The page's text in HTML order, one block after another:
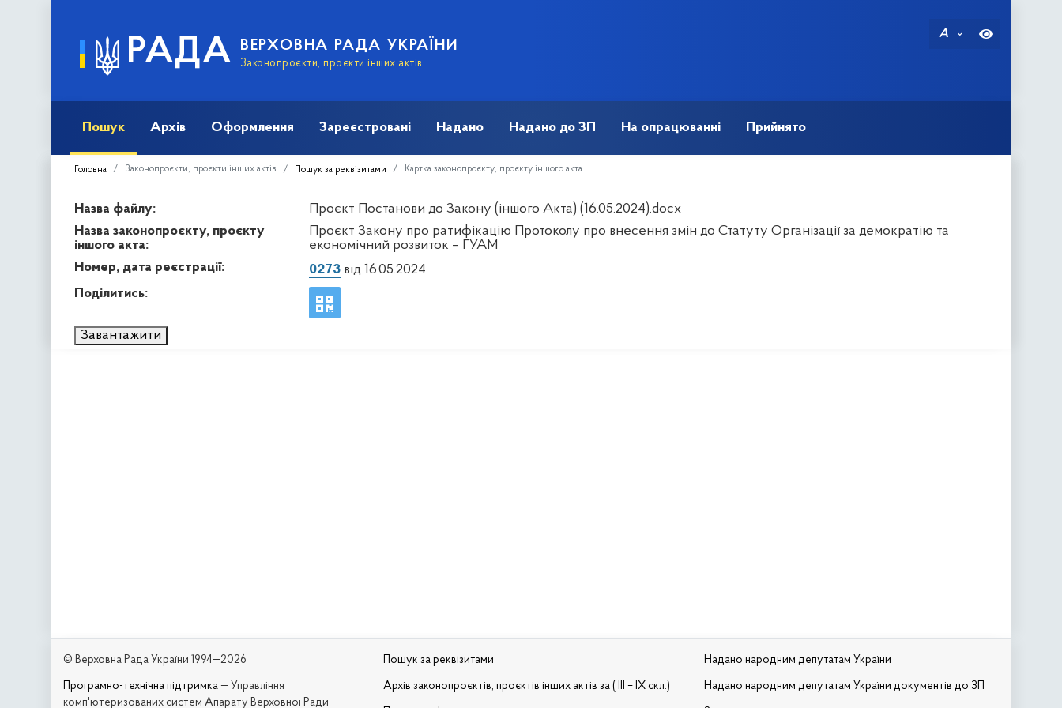
РАДА ВЕРХОВНА РАДА УКРАЇНИ
Законопроєкти, проєкти інших актів
A
Пошук Архів Оформлення Зареєстровані Надано Надано до ЗП На опрацюванні Прийнято
Головна Законопроєкти, проєкти інших актів Пошук за реквізитами Картка законопроєкту, проєкту іншого акта
Назва файлу:
Проєкт Постанови до Закону (іншого Акта) (16.05.2024).docx
Назва законопроєкту, проєкту
іншого акта:
Проєкт Закону про ратифікацію Протоколу про внесення змін до Статуту Організації за демократію та
економічний розвиток – ГУАМ
Номер, дата реєстрації:
0273від 16.05.2024
Поділитись:
Завантажити
© Верховна Рада України 1994—2026
Програмно-технічна підтримка — Управління
комп'ютеризованих систем Апарату Верховної Ради
Пошук за реквізитами
Архів законопроєктів, проєктів інших актів за ( III – IX скл.)
Надано народним депутатам України
Надано народним депутатам України документів до ЗП